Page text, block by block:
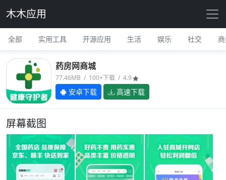
木木应用
全部 实用工具 开源应用 生活 娱乐 社交
药房网商城
77.46MB / 100+下载 / 4.9
安卓下载 高速下载
屏幕截图